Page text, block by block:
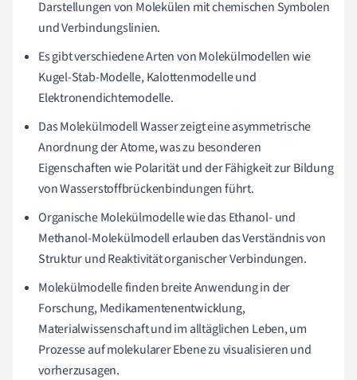
Darstellungen von Molekülen mit chemischen Symbolen
und Verbindungslinien.
Es gibt verschiedene Arten von Molekülmodellen wie
Kugel-Stab-Modelle, Kalottenmodelle und
Elektronendichtemodelle.
Das Molekülmodell Wasser zeigt eine asymmetrische
Anordnung der Atome, was zu besonderen
Eigenschaften wie Polarität und der Fähigkeit zur Bildung
von Wasserstoffbrückenbindungen führt.
Organische Molekülmodelle wie das Ethanol- und
Methanol-Molekülmodell erlauben das Verständnis von
Struktur und Reaktivität organischer Verbindungen.
Molekülmodelle finden breite Anwendung in der
Forschung, Medikamentenentwicklung,
Materialwissenschaft und im alltäglichen Leben, um
Prozesse auf molekularer Ebene zu visualisieren und
vorherzusagen.